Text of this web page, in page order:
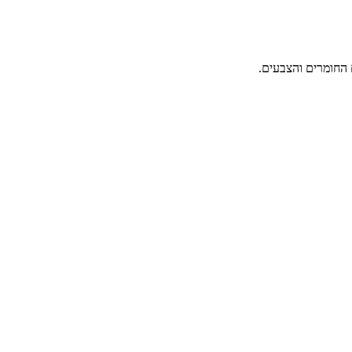
החומרים והצבעים.